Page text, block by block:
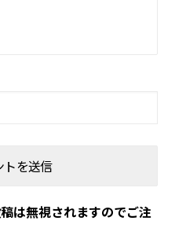
は無視されますのでご注